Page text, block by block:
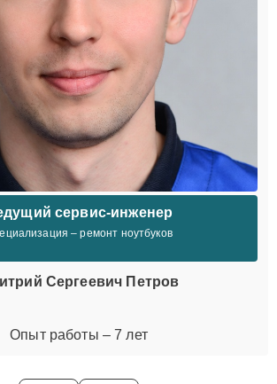
сервис-инженер
– ремонт ноутбуков
Сергеевич Петров
Опыт работы – 7 лет